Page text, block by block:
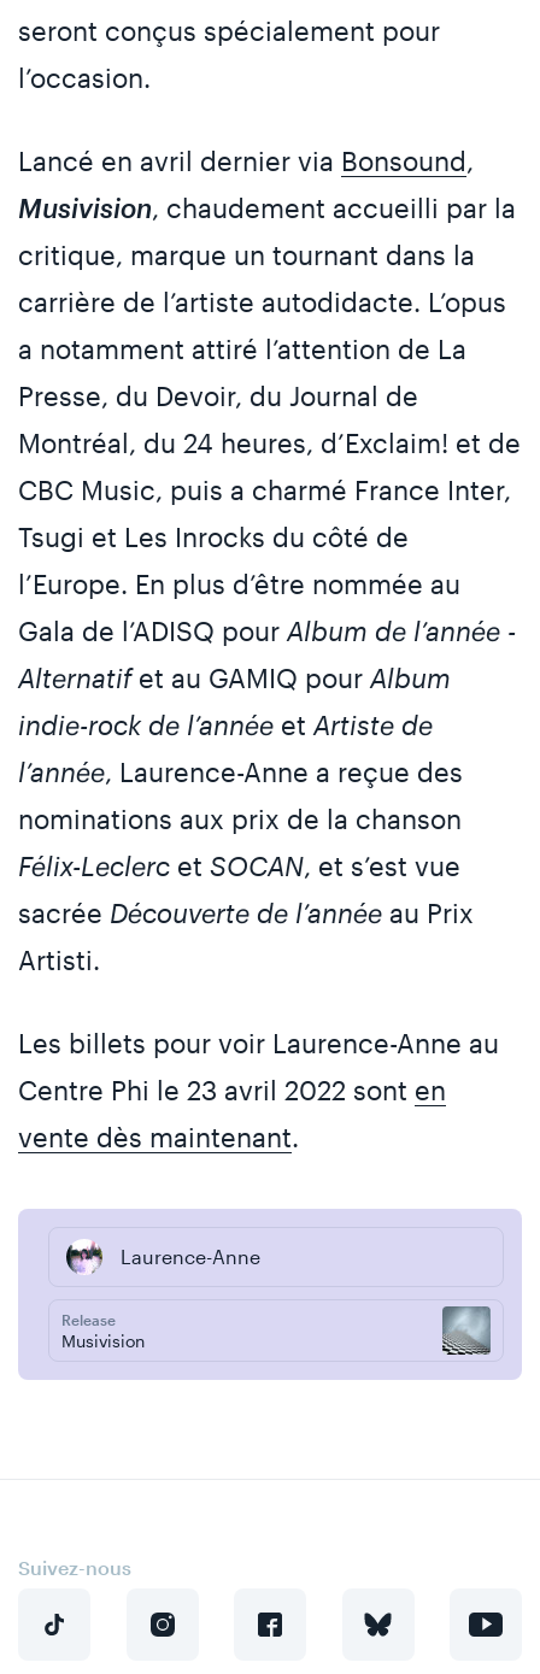
seront conçus spécialement pour
l’occasion.
Lancé en avril dernier via Bonsound,
Musivision, chaudement accueilli par la
critique, marque un tournant dans la
carrière de l’artiste autodidacte. L’opus
a notamment attiré l’attention de La
Presse, du Devoir, du Journal de
Montréal, du 24 heures, d’Exclaim! et de
CBC Music, puis a charmé France Inter,
Tsugi et Les Inrocks du côté de
l’Europe. En plus d’être nommée au
Gala de l’ADISQ pour Album de l’année -
Alternatifet au GAMIQ pour Album
indie-rock de l’année et Artiste de
l’année, Laurence-Anne a reçue des
nominations aux prix de la chanson
Félix-Leclerc et SOCAN, et s’est vue
sacrée Découverte de l’année au Prix
Artisti.
Les billets pour voir Laurence-Anne au
Centre Phi le 23 avril 2022 sont en
vente dès maintenant.
Laurence-Anne
Release
Musivision
Suivez-nous